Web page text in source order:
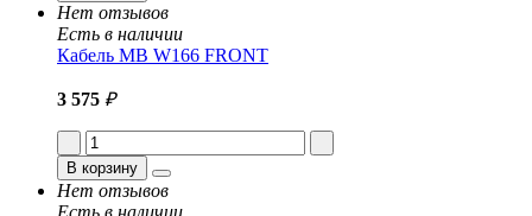
Нет отзывов
Есть в наличии
Кабель MB W166 FRONT
3 575 ₽
В корзину
Нет отзывов
Есть в наличии